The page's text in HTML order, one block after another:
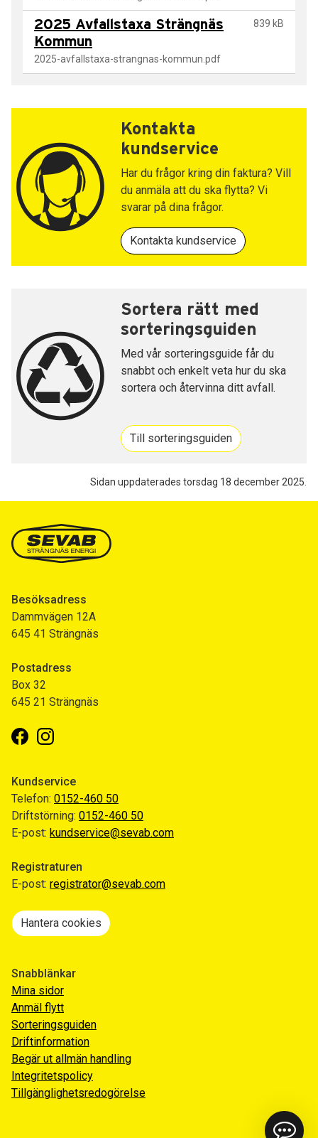
2025 Avfallstaxa Strängnäs
Kommun
839 kB
2025-avfallstaxa-strangnas-kommun.pdf
Kontakta
kundservice
Har du frågor kring din faktura? Vill
du anmäla att du ska flytta? Vi
svarar på dina frågor.
Kontakta kundservice
Sortera rätt med
sorteringsguiden
Med vår sorteringsguide får du
snabbt och enkelt veta hur du ska
sortera och återvinna ditt avfall.
Till sorteringsguiden
Sidan uppdaterades torsdag 18 december 2025.
Besöksadress
Dammvägen 12A
645 41 Strängnäs
Postadress
Box 32
645 21 Strängnäs
FacebookInstagram
Kundservice
Telefon: 0152-460 50
Driftstörning: 0152-460 50
E-post: kundservice@sevab.com
Registraturen
E-post: registrator@sevab.com
Hantera cookies
Snabblänkar
Mina sidor
Anmäl flytt
Sorteringsguiden
Driftinformation
Begär ut allmän handling
Integritetspolicy
Tillgänglighetsredogörelse